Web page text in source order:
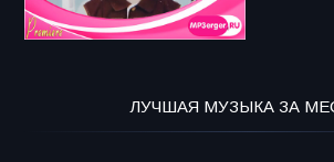
ЛУЧШАЯ МУЗЫКА ЗА